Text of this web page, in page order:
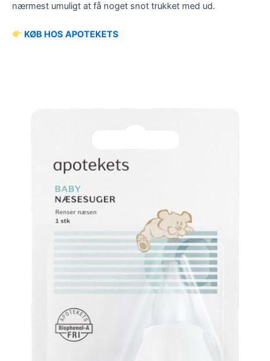
nærmest umuligt at få noget snot trukket med ud.
KØB HOS APOTEKETS